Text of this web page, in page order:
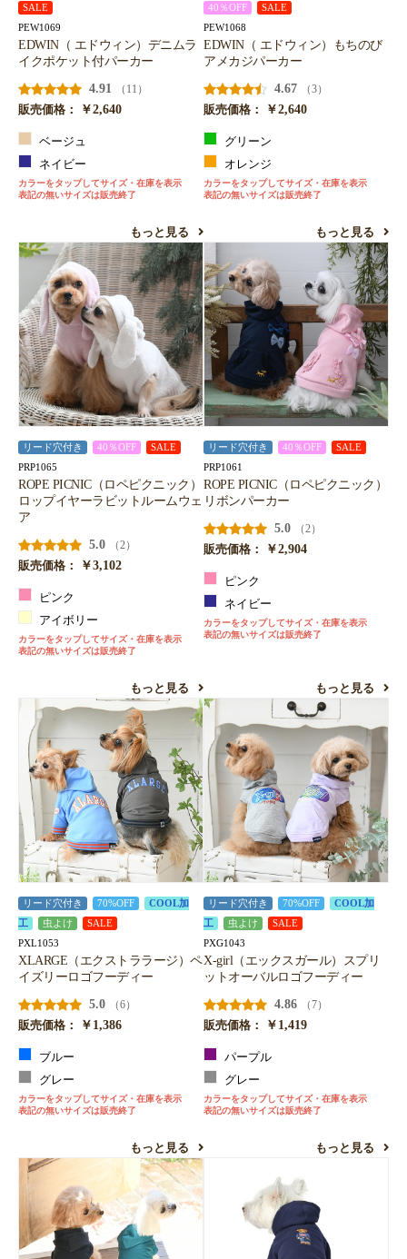
SALE
PEW1069
EDWIN（ エドウィン）デニムラ
イクポケット付パーカー
4.91
（11）
販売価格：
￥2,640
ベージュ
ネイビー
カラーをタップしてサイズ・在庫を表示
表記の無いサイズは販売終了
もっと見る
40％OFF
SALE
PEW1068
EDWIN（ エドウィン）もちのび
アメカジパーカー
4.67
（3）
販売価格：
￥2,640
グリーン
オレンジ
カラーをタップしてサイズ・在庫を表示
表記の無いサイズは販売終了
もっと見る
リード穴付き 40％OFF SALE
PRP1065
ROPE PICNIC（ロペピクニック）
ロップイヤーラビットルームウェ
ア
5.0
（2）
販売価格：
￥3,102
ピンク
アイボリー
カラーをタップしてサイズ・在庫を表示
表記の無いサイズは販売終了
もっと見る
リード穴付き 40％OFF SALE
PRP1061
ROPE PICNIC（ロペピクニック）
リボンパーカー
5.0
（2）
販売価格：
￥2,904
ピンク
ネイビー
カラーをタップしてサイズ・在庫を表示
表記の無いサイズは販売終了
もっと見る
リード穴付き 70%OFF
COOL加
工
虫よけ SALE
PXL1053
XLARGE（エクストララージ）ペ
イズリーロゴフーディー
5.0
（6）
販売価格：
￥1,386
ブルー
グレー
カラーをタップしてサイズ・在庫を表示
表記の無いサイズは販売終了
もっと見る
リード穴付き 70%OFF
COOL加
工
虫よけ SALE
PXG1043
X-girl（エックスガール）スプリ
ットオーバルロゴフーディー
4.86
（7）
販売価格：
￥1,419
パープル
グレー
カラーをタップしてサイズ・在庫を表示
表記の無いサイズは販売終了
もっと見る